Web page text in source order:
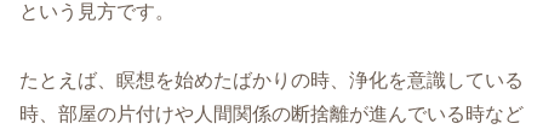
という見方です。
たとえば、瞑想を始めたばかりの時、浄化を意識している
時、部屋の片付けや人間関係の断捨離が進んでいる時など